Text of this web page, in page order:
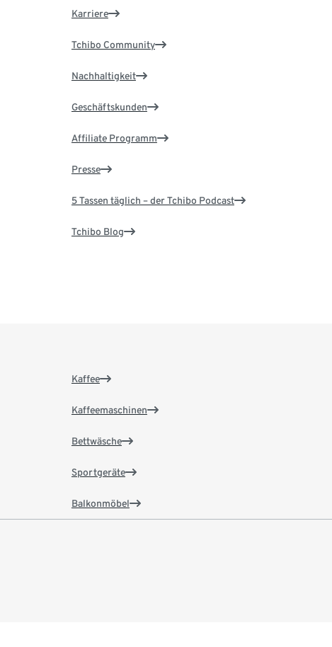
Karriere
Tchibo Community
Nachhaltigkeit
Geschäftskunden
Affiliate Programm
Presse
5 Tassen täglich – der Tchibo Podcast
Tchibo Blog
Kaffee
Kaffeemaschinen
Bettwäsche
Sportgeräte
Balkonmöbel